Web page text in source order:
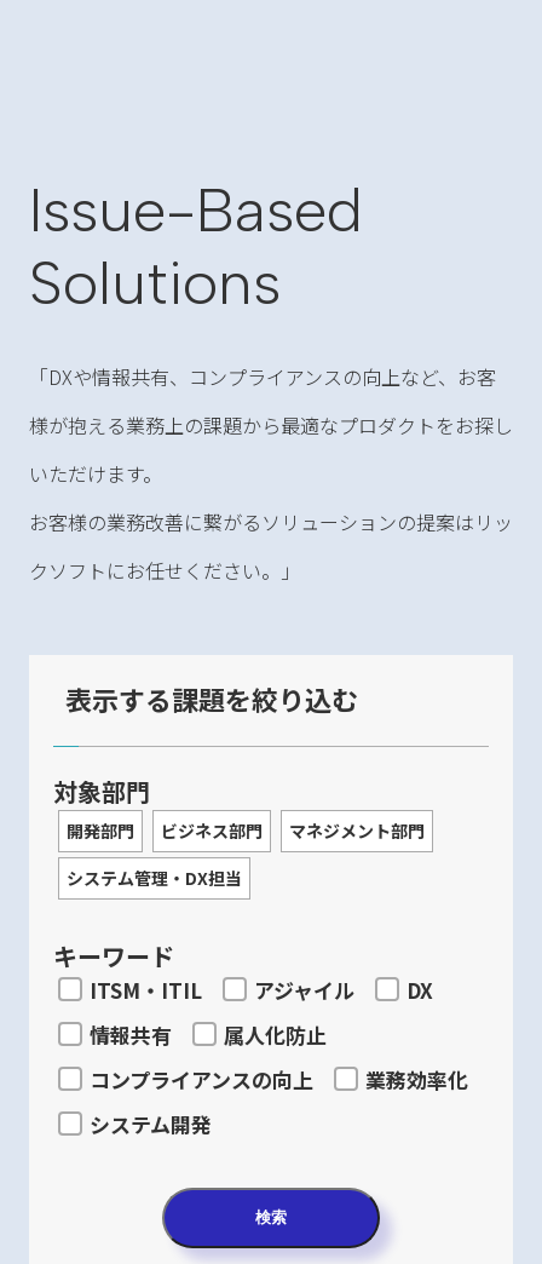
Issue-Based
Solutions
「DXや情報共有、コンプライアンスの向上など、お客
様が抱える業務上の課題から最適なプロダクトをお探し
いただけます。
お客様の業務改善に繋がるソリューションの提案はリッ
クソフトにお任せください。」
表示する課題を絞り込む
対象部門
開発部門 ビジネス部門
マネジメント部門
システム管理・DX担当
キーワード
ITSM・ITIL アジャイル
DX
情報共有
属人化防止
コンプライアンスの向上
業務効率化
システム開発
検索